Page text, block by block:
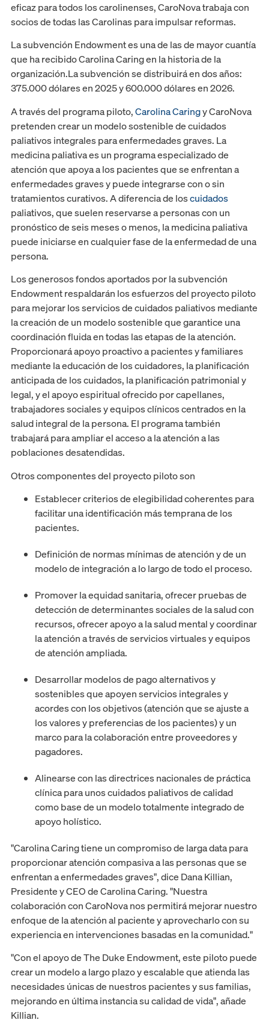
eficaz para todos los carolinenses, CaroNova trabaja con
socios de todas las Carolinas para impulsar reformas.
La subvención Endowment es una de las de mayor cuantía
que ha recibido Carolina Caring en la historia de la
organización.La subvención se distribuirá en dos años:
375.000 dólares en 2025 y 600.000 dólares en 2026.
A través del programa piloto,Carolina Caringy CaroNova
pretenden crear un modelo sostenible de cuidados
paliativos integrales para enfermedades graves. La
medicina paliativa es un programa especializado de
atención que apoya a los pacientes que se enfrentan a
enfermedades graves y puede integrarse con o sin
tratamientos curativos. A diferencia de loscuidados
paliativos, que suelen reservarse a personas con un
pronóstico de seis meses o menos, la medicina paliativa
puede iniciarse en cualquier fase de la enfermedad de una
persona.
Los generosos fondos aportados por la subvención
Endowment respaldarán los esfuerzos del proyecto piloto
para mejorar los servicios de cuidados paliativos mediante
la creación de un modelo sostenible que garantice una
coordinación fluida en todas las etapas de la atención.
Proporcionará apoyo proactivo a pacientes y familiares
mediante la educación de los cuidadores, la planificación
anticipada de los cuidados, la planificación patrimonial y
legal, y el apoyo espiritual ofrecido por capellanes,
trabajadores sociales y equipos clínicos centrados en la
salud integral de la persona. El programa también
trabajará para ampliar el acceso a la atención a las
poblaciones desatendidas.
Otros componentes del proyecto piloto son
Establecer criterios de elegibilidad coherentes para
facilitar una identificación más temprana de los
pacientes.
Definición de normas mínimas de atención y de un
modelo de integración a lo largo de todo el proceso.
Promover la equidad sanitaria, ofrecer pruebas de
detección de determinantes sociales de la salud con
recursos, ofrecer apoyo a la salud mental y coordinar
la atención a través de servicios virtuales y equipos
de atención ampliada.
Desarrollar modelos de pago alternativos y
sostenibles que apoyen servicios integrales y
acordes con los objetivos (atención que se ajuste a
los valores y preferencias de los pacientes) y un
marco para la colaboración entre proveedores y
pagadores.
Alinearse con las directrices nacionales de práctica
clínica para unos cuidados paliativos de calidad
como base de un modelo totalmente integrado de
apoyo holístico.
"Carolina Caring tiene un compromiso de larga data para
proporcionar atención compasiva a las personas que se
enfrentan a enfermedades graves", dice Dana Killian,
Presidente y CEO de Carolina Caring. "Nuestra
colaboración con CaroNova nos permitirá mejorar nuestro
enfoque de la atención al paciente y aprovecharlo con su
experiencia en intervenciones basadas en la comunidad."
"Con el apoyo de The Duke Endowment, este piloto puede
crear un modelo a largo plazo y escalable que atienda las
necesidades únicas de nuestros pacientes y sus familias,
mejorando en última instancia su calidad de vida", añade
Killian.